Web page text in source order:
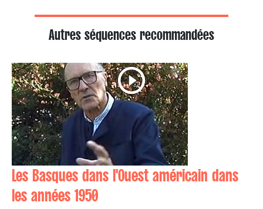
Autres séquences recommandées
Les Basques dans l'Ouest américain dans
les années 1950